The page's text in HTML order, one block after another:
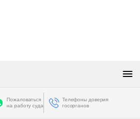
Пожаловаться
на работу суда
Телефоны доверия
госорганов